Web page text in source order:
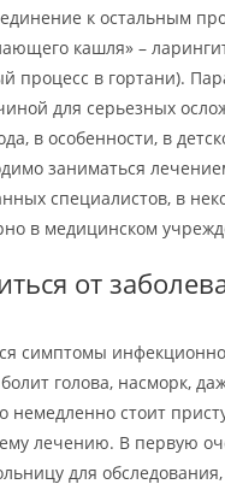
к остальным
кашля» –
процесс в гортани).
для серьезных
в особенности, в
заниматься
специалистов, в
в медицинском
от
симптомы
болит голова, насморк,
немедленно стоит
лечению. В первую
для